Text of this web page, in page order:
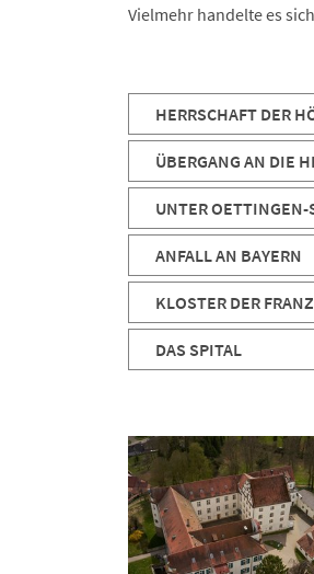
Vielmehr handelte es
HERRSCHAFT DER
ÜBERGANG AN DIE
UNTER OETTINGEN-
ANFALL AN BAYERN
KLOSTER DER
DAS SPITAL